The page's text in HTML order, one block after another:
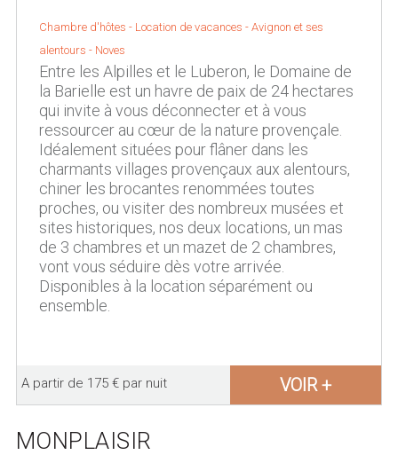
Chambre d'hôtes - Location de vacances - Avignon et ses
alentours - Noves
Entre les Alpilles et le Luberon, le Domaine de
la Barielle est un havre de paix de 24 hectares
qui invite à vous déconnecter et à vous
ressourcer au cœur de la nature provençale.
Idéalement situées pour flâner dans les
charmants villages provençaux aux alentours,
chiner les brocantes renommées toutes
proches, ou visiter des nombreux musées et
sites historiques, nos deux locations, un mas
de 3 chambres et un mazet de 2 chambres,
vont vous séduire dès votre arrivée.
Disponibles à la location séparément ou
ensemble.
A partir de 175 € par nuit VOIR +
MONPLAISIR